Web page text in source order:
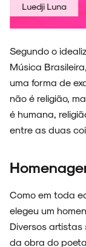
Gaby
Segundo o
Música
uma forma de
não é religião,
é humana,
entre as duas
Como em toda
elegeu um
Diversos
da obra do